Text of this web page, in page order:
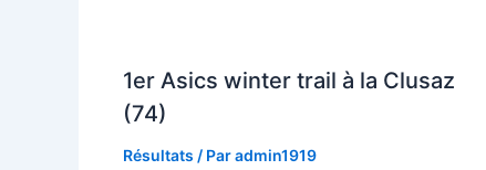
1er Asics winter trail à la Clusaz
(74)
Résultats / Paradmin1919